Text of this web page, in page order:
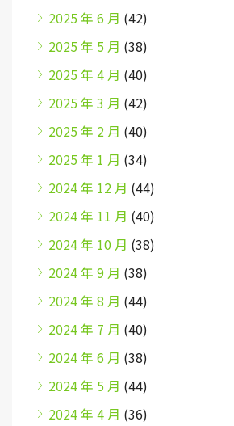
2025 年 6 月 (42)
2025 年 5 月 (38)
2025 年 4 月 (40)
2025 年 3 月 (42)
2025 年 2 月 (40)
2025 年 1 月 (34)
2024 年 12 月 (44)
2024 年 11 月 (40)
2024 年 10 月 (38)
2024 年 9 月 (38)
2024 年 8 月 (44)
2024 年 7 月 (40)
2024 年 6 月 (38)
2024 年 5 月 (44)
2024 年 4 月 (36)